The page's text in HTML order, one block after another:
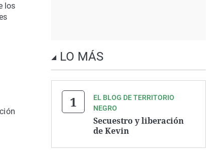
los
LO MÁS
EL BLOG DE TERRITORIO
NEGRO
Secuestro y liberación
de Kevin